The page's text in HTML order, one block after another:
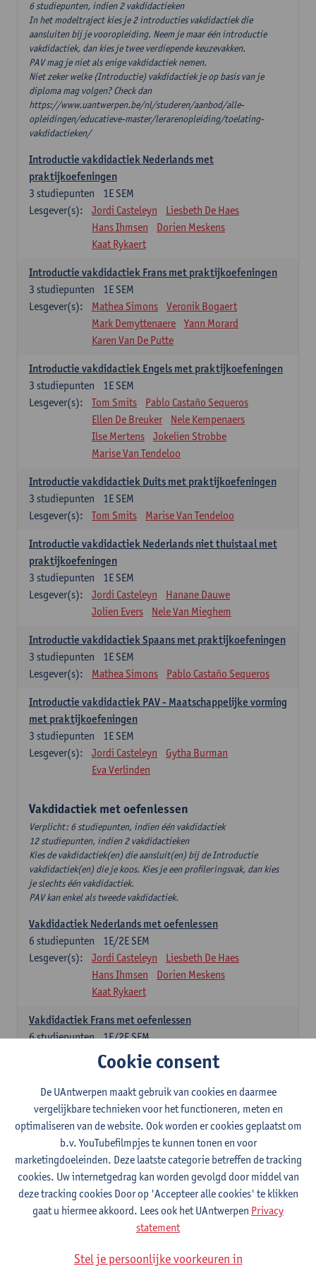
6 studiepunten, indien 2 vakdidactieken
In het modeltraject kies je 2 introducties vakdidactiek die
aansluiten bij je vooropleiding. Neem je maar één introductie
vakdidactiek, dan kies je twee verdiepende keuzevakken.
PAV mag je niet als enige vakdidactiek nemen.
Niet zeker welke (Introductie) vakdidactiek je op basis van je
diploma mag volgen? Check dan
https://www.uantwerpen.be/nl/studeren/aanbod/alle-
opleidingen/educatieve-master/lerarenopleiding/toelating-
vakdidactieken/
Introductie vakdidactiek Nederlands met
praktijkoefeningen
1E SEM
3 studiepunten
Lesgever(s):
Jordi Casteleyn
Liesbeth De Haes
Hans Ihmsen
Dorien Meskens
Kaat Rykaert
Introductie vakdidactiek Frans met praktijkoefeningen
1E SEM
3 studiepunten
Lesgever(s):
Mathea Simons
Veronik Bogaert
Mark Demyttenaere
Yann Morard
Karen Van De Putte
Introductie vakdidactiek Engels met praktijkoefeningen
1E SEM
3 studiepunten
Lesgever(s):
Tom Smits
Pablo Castaño Sequeros
Ellen De Breuker
Nele Kempenaers
Ilse Mertens
Jokelien Strobbe
Marise Van Tendeloo
Introductie vakdidactiek Duits met praktijkoefeningen
1E SEM
3 studiepunten
Lesgever(s):
Tom Smits Marise Van Tendeloo
Introductie vakdidactiek Nederlands niet thuistaal met
praktijkoefeningen
1E SEM
3 studiepunten
Lesgever(s):
Jordi Casteleyn
Hanane Dauwe
Jolien Evers
Nele Van Mieghem
Introductie vakdidactiek Spaans met praktijkoefeningen
1E SEM
3 studiepunten
Lesgever(s):
Mathea Simons Pablo Castaño Sequeros
Introductie vakdidactiek PAV - Maatschappelijke vorming
met praktijkoefeningen
1E SEM
3 studiepunten
Lesgever(s):
Jordi Casteleyn
Gytha Burman
Eva Verlinden
Vakdidactiek met oefenlessen
Verplicht: 6 studiepunten, indien één vakdidactiek
12 studiepunten, indien 2 vakdidactieken
Kies de vakdidactiek(en) die aansluit(en) bij de Introductie
vakdidactiek(en) die je koos. Kies je een profileringsvak, dan kies
je slechts één vakdidactiek.
PAV kan enkel als tweede vakdidactiek.
Vakdidactiek Nederlands met oefenlessen
1E/2E SEM
6 studiepunten
Lesgever(s):
Jordi Casteleyn
Liesbeth De Haes
Hans Ihmsen
Dorien Meskens
Kaat Rykaert
Vakdidactiek Frans met oefenlessen
1E/2E SEM
6studiepunten
Mathea Simons
Veronik Bogaert
Mark Demyttenaere
Yann Morard
Karen Van De Putte
Vakdidactiek Engels met oefenlessen
1E/2E SEM
6studiepunten
Lesgever(s):
Tom Smits
Ellen De Breuker
Nele Kempenaers
Joke Prinsen
Vakdidactiek Duits met oefenlessen
1E/2E SEM
6studiepunten
Tom Smits Marise Van Tendeloo
Vakdidactiek Nederlands niet-thuistaal met oefenlessen
Cookie consent
De UAntwerpen maakt gebruik van cookies en daarmee
vergelijkbare technieken voor het functioneren, meten en
optimaliseren van de website. Ook worden er cookies geplaatst om
b.v. YouTubefilmpjes te kunnen tonen en voor
marketingdoeleinden. Deze laatste categorie betreffen de tracking
cookies. Uw internetgedrag kan worden gevolgd door middel van
deze tracking cookies Door op 'Accepteer alle cookies' te klikken
gaat u hiermee akkoord. Lees ook het UAntwerpen Privacy
statement
Stel je persoonlijke voorkeuren in